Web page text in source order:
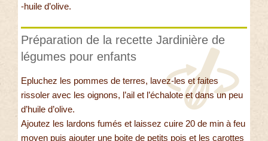
-huile d’olive.
Préparation de la recette Jardinière de
légumes pour enfants
Epluchez les pommes de terres, lavez-les et faites
rissoler avec les oignons, l’ail et l’échalote et dans un peu
d’huile d’olive.
Ajoutez les lardons fumés et laissez cuire 20 de min à feu
moyen puis ajouter une boite de petits pois et les carottes